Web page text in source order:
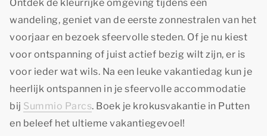
Ontdek de kleurrijke omgeving tijdens een
wandeling, geniet van de eerste zonnestralen van het
voorjaar en bezoek sfeervolle steden. Of je nu kiest
voor ontspanning of juist actief bezig wilt zijn, er is
voor ieder wat wils. Na een leuke vakantiedag kun je
heerlijk ontspannen in je sfeervolle accommodatie
bij Summio Parcs. Boek je krokusvakantie in Putten
en beleef het ultieme vakantiegevoel!